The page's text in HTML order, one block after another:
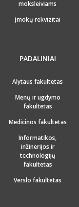
moksleiviams
Įmokų rekvizitai
PADALINIAI
Alytaus fakultetas
Menų ir ugdymo
fakultetas
Medicinos fakultetas
Informatikos,
inžinerijos ir
technologijų
fakultetas
Verslo fakultetas